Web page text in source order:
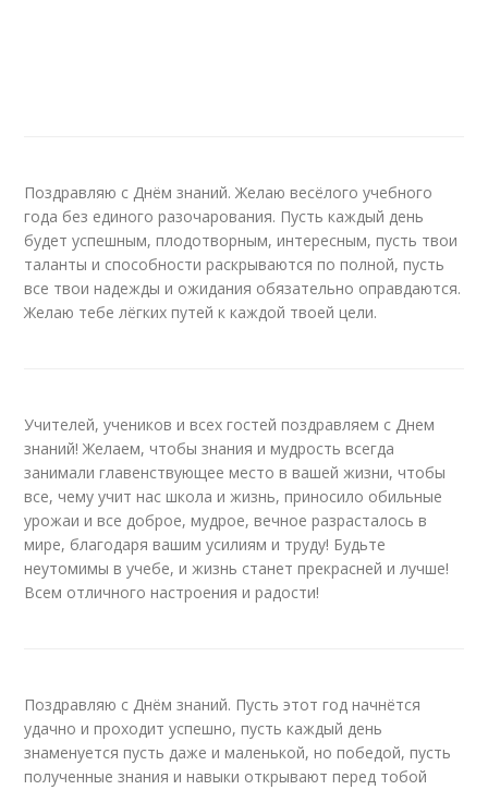
Поздравляю с Днём знаний. Желаю весёлого учебного
года без единого разочарования. Пусть каждый день
будет успешным, плодотворным, интересным, пусть твои
таланты и способности раскрываются по полной, пусть
все твои надежды и ожидания обязательно оправдаются.
Желаю тебе лёгких путей к каждой твоей цели.
Учителей, учеников и всех гостей поздравляем с Днем
знаний! Желаем, чтобы знания и мудрость всегда
занимали главенствующее место в вашей жизни, чтобы
все, чему учит нас школа и жизнь, приносило обильные
урожаи и все доброе, мудрое, вечное разрасталось в
мире, благодаря вашим усилиям и труду! Будьте
неутомимы в учебе, и жизнь станет прекрасней и лучше!
Всем отличного настроения и радости!
Поздравляю с Днём знаний. Пусть этот год начнётся
удачно и проходит успешно, пусть каждый день
знаменуется пусть даже и маленькой, но победой, пусть
полученные знания и навыки открывают перед тобой